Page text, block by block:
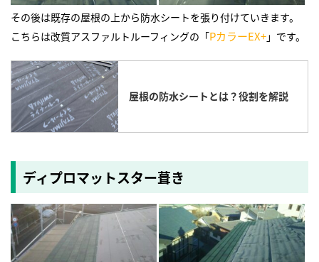
その後は既存の屋根の上から防水シートを張り付けていきます。
こちらは改質アスファルトルーフィングの「PカラーEX+」です。
屋根の防水シートとは？役割を解説
ディプロマットスター葺き